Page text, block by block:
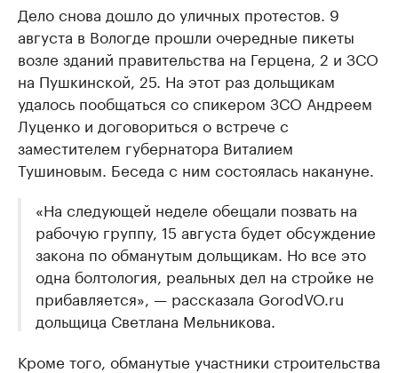
Дело снова дошло до уличных протестов. 9
августа в Вологде прошли очередные пикеты
возле зданий правительства на Герцена, 2 и ЗСО
на Пушкинской, 25. На этот раз дольщикам
удалось пообщаться со спикером ЗСО Андреем
Луценко и договориться о встрече с
заместителем губернатора Виталием
Тушиновым. Беседа с ним состоялась накануне.
«На следующей неделе обещали позвать на
рабочую группу, 15 августа будет обсуждение
закона по обманутым дольщикам. Но все это
одна болтология, реальных дел на стройке не
прибавляется», — рассказала GorodVO.ru
дольщица Светлана Мельникова.
Кроме того, обманутые участники строительства